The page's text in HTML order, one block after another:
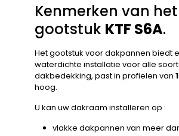
Kenmerken van het
gootstuk KTF S6A.
Het gootstuk voor dakpannen biedt
waterdichte installatie voor alle
dakbedekking, past in profielen van
hoog.
U kan uw dakraam installeren op :
vlakke dakpannen van meer